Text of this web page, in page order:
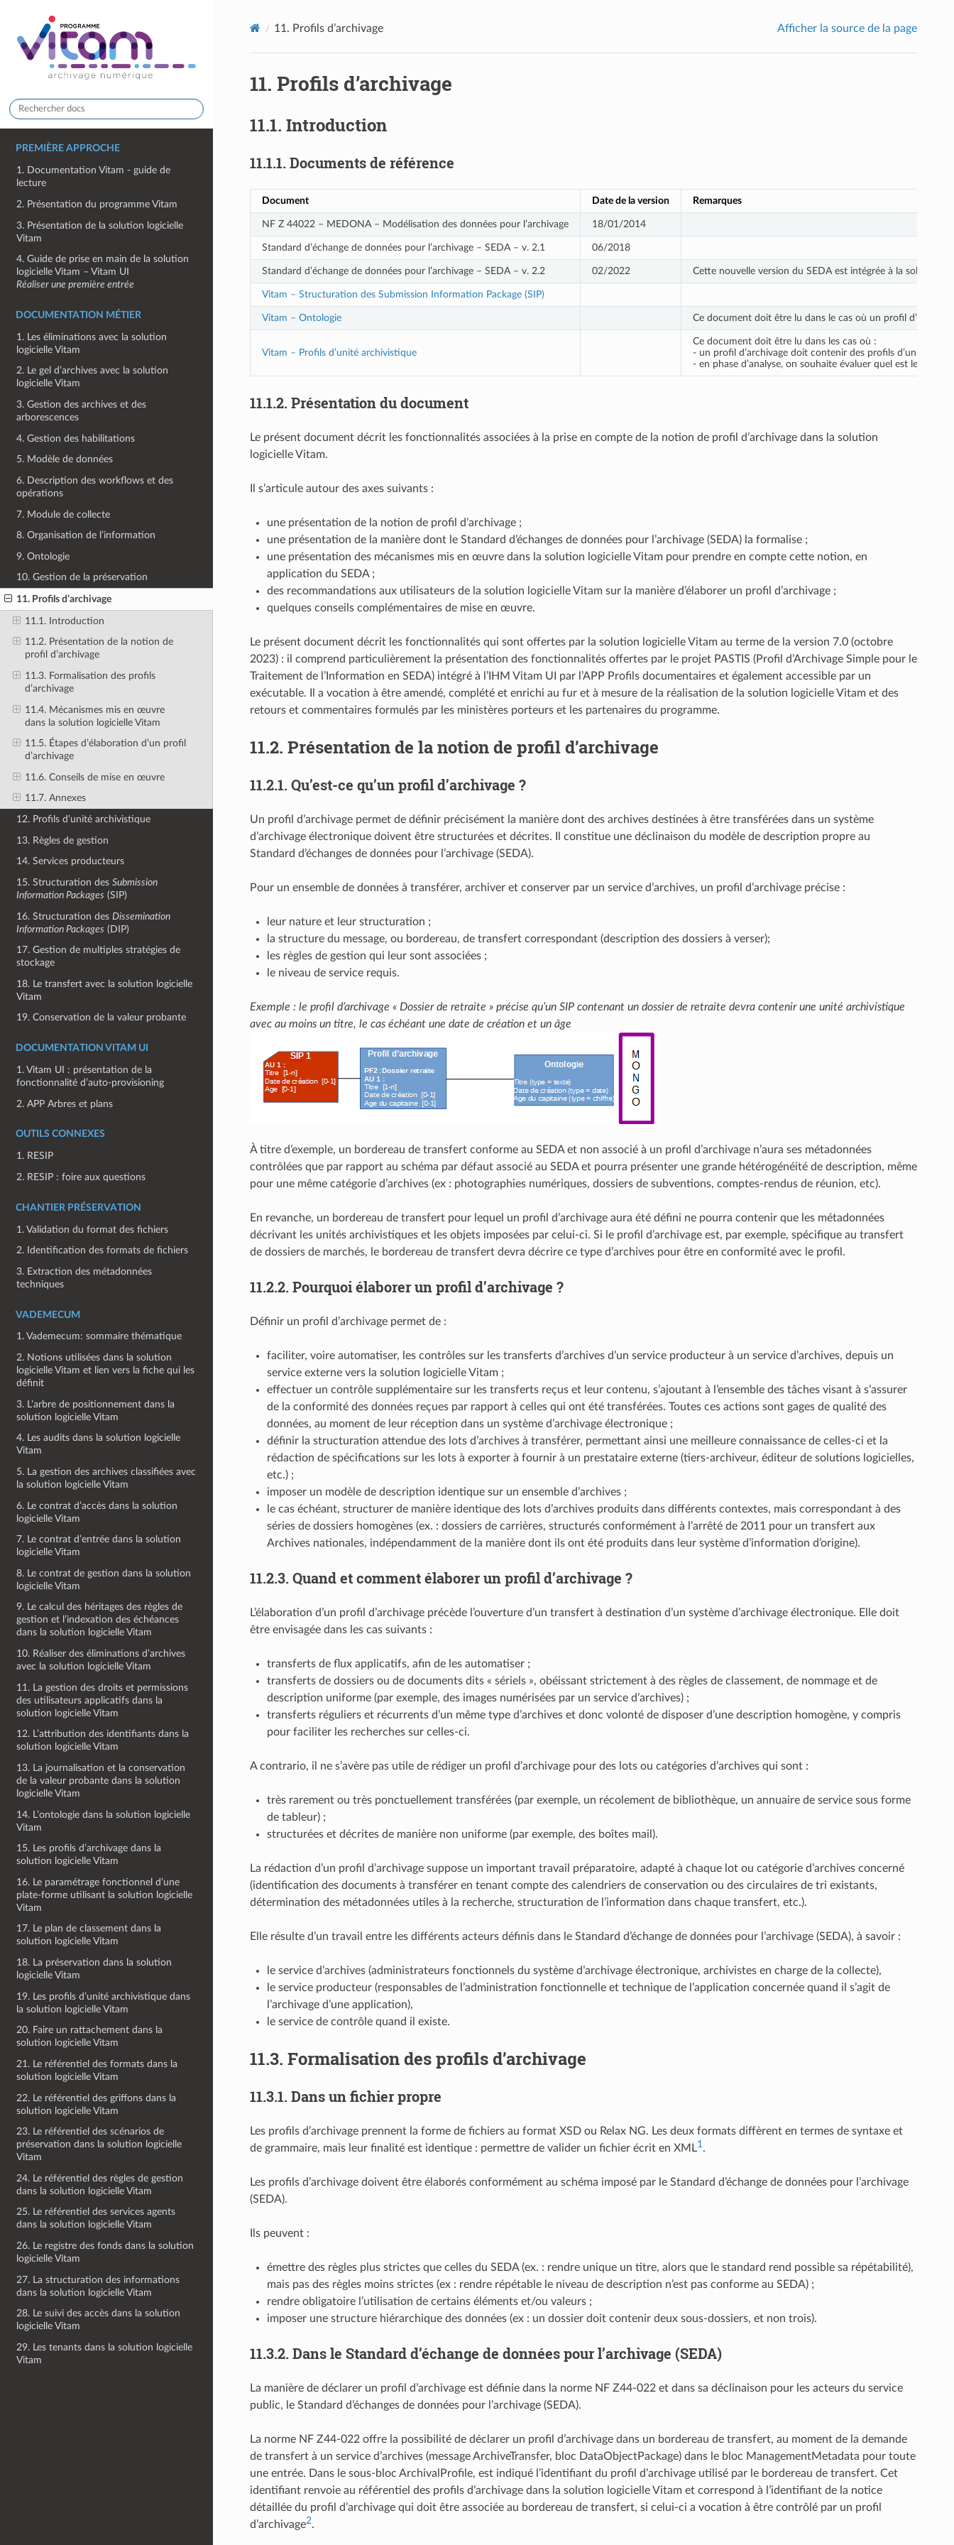
PREMIÈRE APPROCHE
1. Documentation Vitam - guide de
lecture
2. Présentation du programme Vitam
3. Présentation de la solution logicielle
Vitam
4. Guide de prise en main de la solution
logicielle Vitam – Vitam UI
Réaliser une première entrée
DOCUMENTATION MÉTIER
1. Les éliminations avec la solution
logicielle Vitam
2. Le gel d’archives avec la solution
logicielle Vitam
3. Gestion des archives et des
arborescences
4. Gestion des habilitations
5. Modèle de données
6. Description des workflows et des
opérations
7. Module de collecte
8. Organisation de l’information
9. Ontologie
10. Gestion de la préservation
11. Profils d’archivage
11.1. Introduction
11.2. Présentation de la notion de
profil d’archivage
11.3. Formalisation des profils
d’archivage
11.4. Mécanismes mis en œuvre
dans la solution logicielle Vitam
11.5. Étapes d’élaboration d’un profil
d’archivage
11.6. Conseils de mise en œuvre
11.7. Annexes
12. Profils d’unité archivistique
13. Règles de gestion
14. Services producteurs
15. Structuration desSubmission
Information Packages (SIP)
16. Structuration des Dissemination
Information Packages (DIP)
17. Gestion de multiples stratégies de
stockage
18. Le transfert avec la solution logicielle
Vitam
19. Conservation de la valeur probante
DOCUMENTATION VITAM UI
1. Vitam UI : présentation de la
fonctionnalité d’auto-provisioning
2. APP Arbres et plans
OUTILS CONNEXES
1. RESIP
2. RESIP : foire aux questions
CHANTIER PRÉSERVATION
1. Validation du format des fichiers
2. Identification des formats de fichiers
3. Extraction des métadonnées
techniques
VADEMECUM
1. Vademecum: sommaire thématique
2. Notions utilisées dans la solution
logicielle Vitam et lien vers la fiche qui les
définit
3. L’arbre de positionnement dans la
solution logicielle Vitam
4. Les audits dans la solution logicielle
Vitam
5. La gestion des archives classifiées avec
la solution logicielle Vitam
6. Le contrat d’accès dans la solution
logicielle Vitam
7. Le contrat d’entrée dans la solution
logicielle Vitam
8. Le contrat de gestion dans la solution
logicielle Vitam
9. Le calcul des héritages des règles de
gestion et l’indexation des échéances
dans la solution logicielle Vitam
10. Réaliser des éliminations d’archives
avec la solution logicielle Vitam
11. La gestion des droits et permissions
des utilisateurs applicatifs dans la
solution logicielle Vitam
12. L’attribution des identifiants dans la
solution logicielle Vitam
13. La journalisation et la conservation
de la valeur probante dans la solution
logicielle Vitam
14. L’ontologie dans la solution logicielle
Vitam
15. Les profils d’archivage dans la
solution logicielle Vitam
16. Le paramétrage fonctionnel d’une
plate-forme utilisant la solution logicielle
Vitam
17. Le plan de classement dans la
solution logicielle Vitam
18. La préservation dans la solution
logicielle Vitam
19. Les profils d’unité archivistique dans
la solution logicielle Vitam
20. Faire un rattachement dans la
solution logicielle Vitam
21. Le référentiel des formats dans la
solution logicielle Vitam
22. Le référentiel des griffons dans la
solution logicielle Vitam
23. Le référentiel des scénarios de
préservation dans la solution logicielle
Vitam
24. Le référentiel des règles de gestion
dans la solution logicielle Vitam
25. Le référentiel des services agents
dans la solution logicielle Vitam
26. Le registre des fonds dans la solution
logicielle Vitam
27. La structuration des informations
dans la solution logicielle Vitam
28. Le suivi des accès dans la solution
logicielle Vitam
29. Les tenants dans la solution logicielle
Vitam
11. Profils d’archivage Afficher la source de la page
11. Profils d’archivage
11.1. Introduction
11.1.1. Documents de référence
Document Date de la version Remarques
NF Z 44022 – MEDONA – Modélisation des données pour l’archivage 18/01/2014
Standard d’échange de données pour l’archivage – SEDA – v. 2.1 06/2018
Standard d’échange de données pour l’archivage – SEDA – v. 2.2 02/2022 Cette nouvelle version du SEDA est intégrée à la solution
Vitam – Structuration des Submission Information Package (SIP)
Vitam – Ontologie Ce document doit être lu dans le cas où un profil
Vitam – Profils d’unité archivistique
Ce document doit être lu dans les cas où :
- un profil d’archivage doit contenir des profils d’unité
- en phase d’analyse, on souhaite évaluer quel est le
11.1.2. Présentation du document
Le présent document décrit les fonctionnalités associées à la prise en compte de la notion de profil d’archivage dans la solution
logicielle Vitam.
Il s’articule autour des axes suivants :
une présentation de la notion de profil d’archivage ;
une présentation de la manière dont le Standard d’échanges de données pour l’archivage (SEDA) la formalise ;
une présentation des mécanismes mis en œuvre dans la solution logicielle Vitam pour prendre en compte cette notion, en
application du SEDA ;
des recommandations aux utilisateurs de la solution logicielle Vitam sur la manière d’élaborer un profil d’archivage ;
quelques conseils complémentaires de mise en œuvre.
Le présent document décrit les fonctionnalités qui sont offertes par la solution logicielle Vitam au terme de la version 7.0 (octobre
2023) : il comprend particulièrement la présentation des fonctionnalités offertes par le projet PASTIS (Profil d’Archivage Simple pour le
Traitement de l’Information en SEDA) intégré à l’IHM Vitam UI par l’APP Profils documentaires et également accessible par un
exécutable. Il a vocation à être amendé, complété et enrichi au fur et à mesure de la réalisation de la solution logicielle Vitam et des
retours et commentaires formulés par les ministères porteurs et les partenaires du programme.
11.2. Présentation de la notion de profil d’archivage
11.2.1. Qu’est-ce qu’un profil d’archivage ?
Un profil d’archivage permet de définir précisément la manière dont des archives destinées à être transférées dans un système
d’archivage électronique doivent être structurées et décrites. Il constitue une déclinaison du modèle de description propre au
Standard d’échanges de données pour l’archivage (SEDA).
Pour un ensemble de données à transférer, archiver et conserver par un service d’archives, un profil d’archivage précise :
leur nature et leur structuration ;
la structure du message, ou bordereau, de transfert correspondant (description des dossiers à verser);
les règles de gestion qui leur sont associées ;
le niveau de service requis.
Exemple : le profil d’archivage « Dossier de retraite » précise qu’un SIP contenant un dossier de retraite devra contenir une unité archivistique
avec au moins un titre, le cas échéant une date de création et un âge
À titre d’exemple, un bordereau de transfert conforme au SEDA et non associé à un profil d’archivage n’aura ses métadonnées
contrôlées que par rapport au schéma par défaut associé au SEDA et pourra présenter une grande hétérogénéité de description, même
pour une même catégorie d’archives (ex : photographies numériques, dossiers de subventions, comptes-rendus de réunion, etc).
En revanche, un bordereau de transfert pour lequel un profil d’archivage aura été défini ne pourra contenir que les métadonnées
décrivant les unités archivistiques et les objets imposées par celui-ci. Si le profil d’archivage est, par exemple, spécifique au transfert
de dossiers de marchés, le bordereau de transfert devra décrire ce type d’archives pour être en conformité avec le profil.
11.2.2. Pourquoi élaborer un profil d’archivage ?
Définir un profil d’archivage permet de :
faciliter, voire automatiser, les contrôles sur les transferts d’archives d’un service producteur à un service d’archives, depuis un
service externe vers la solution logicielle Vitam ;
effectuer un contrôle supplémentaire sur les transferts reçus et leur contenu, s’ajoutant à l’ensemble des tâches visant à s’assurer
de la conformité des données reçues par rapport à celles qui ont été transférées. Toutes ces actions sont gages de qualité des
données, au moment de leur réception dans un système d’archivage électronique ;
définir la structuration attendue des lots d’archives à transférer, permettant ainsi une meilleure connaissance de celles-ci et la
rédaction de spécifications sur les lots à exporter à fournir à un prestataire externe (tiers-archiveur, éditeur de solutions logicielles,
etc.) ;
imposer un modèle de description identique sur un ensemble d’archives ;
le cas échéant, structurer de manière identique des lots d’archives produits dans différents contextes, mais correspondant à des
séries de dossiers homogènes (ex. : dossiers de carrières, structurés conformément à l’arrêté de 2011 pour un transfert aux
Archives nationales, indépendamment de la manière dont ils ont été produits dans leur système d’information d’origine).
11.2.3. Quand et comment élaborer un profil d’archivage ?
L’élaboration d’un profil d’archivage précède l’ouverture d’un transfert à destination d’un système d’archivage électronique. Elle doit
être envisagée dans les cas suivants :
transferts de flux applicatifs, afin de les automatiser ;
transferts de dossiers ou de documents dits « sériels », obéissant strictement à des règles de classement, de nommage et de
description uniforme (par exemple, des images numérisées par un service d’archives) ;
transferts réguliers et récurrents d’un même type d’archives et donc volonté de disposer d’une description homogène, y compris
pour faciliter les recherches sur celles-ci.
A contrario, il ne s’avère pas utile de rédiger un profil d’archivage pour des lots ou catégories d’archives qui sont :
très rarement ou très ponctuellement transférées (par exemple, un récolement de bibliothèque, un annuaire de service sous forme
de tableur) ;
structurées et décrites de manière non uniforme (par exemple, des boîtes mail).
La rédaction d’un profil d’archivage suppose un important travail préparatoire, adapté à chaque lot ou catégorie d’archives concerné
(identification des documents à transférer en tenant compte des calendriers de conservation ou des circulaires de tri existants,
détermination des métadonnées utiles à la recherche, structuration de l’information dans chaque transfert, etc.).
Elle résulte d’un travail entre les différents acteurs définis dans le Standard d’échange de données pour l’archivage (SEDA), à savoir :
le service d’archives (administrateurs fonctionnels du système d’archivage électronique, archivistes en charge de la collecte),
le service producteur (responsables de l’administration fonctionnelle et technique de l’application concernée quand il s’agit de
l’archivage d’une application),
le service de contrôle quand il existe.
11.3. Formalisation des profils d’archivage
11.3.1. Dans un fichier propre
Les profils d’archivage prennent la forme de fichiers au format XSD ou Relax NG. Les deux formats diffèrent en termes de syntaxe et
de grammaire, mais leur finalité est identique : permettre de valider un fichier écrit en XML1.
Les profils d’archivage doivent être élaborés conformément au schéma imposé par le Standard d’échange de données pour l’archivage
(SEDA).
Ils peuvent :
émettre des règles plus strictes que celles du SEDA (ex. : rendre unique un titre, alors que le standard rend possible sa répétabilité),
mais pas des règles moins strictes (ex : rendre répétable le niveau de description n’est pas conforme au SEDA) ;
rendre obligatoire l’utilisation de certains éléments et/ou valeurs ;
imposer une structure hiérarchique des données (ex : un dossier doit contenir deux sous-dossiers, et non trois).
11.3.2. Dans le Standard d’échange de données pour l’archivage (SEDA)
La manière de déclarer un profil d’archivage est définie dans la norme NF Z44-022 et dans sa déclinaison pour les acteurs du service
public, le Standard d’échanges de données pour l’archivage (SEDA).
La norme NF Z44-022 offre la possibilité de déclarer un profil d’archivage dans un bordereau de transfert, au moment de la demande
de transfert à un service d’archives (message ArchiveTransfer, bloc DataObjectPackage) dans le bloc ManagementMetadata pour toute
une entrée. Dans le sous-bloc ArchivalProfile, est indiqué l’identifiant du profil d’archivage utilisé par le bordereau de transfert. Cet
identifiant renvoie au référentiel des profils d’archivage dans la solution logicielle Vitam et correspond à l’identifiant de la notice
détaillée du profil d’archivage qui doit être associée au bordereau de transfert, si celui-ci a vocation à être contrôlé par un profil
d’archivage2.